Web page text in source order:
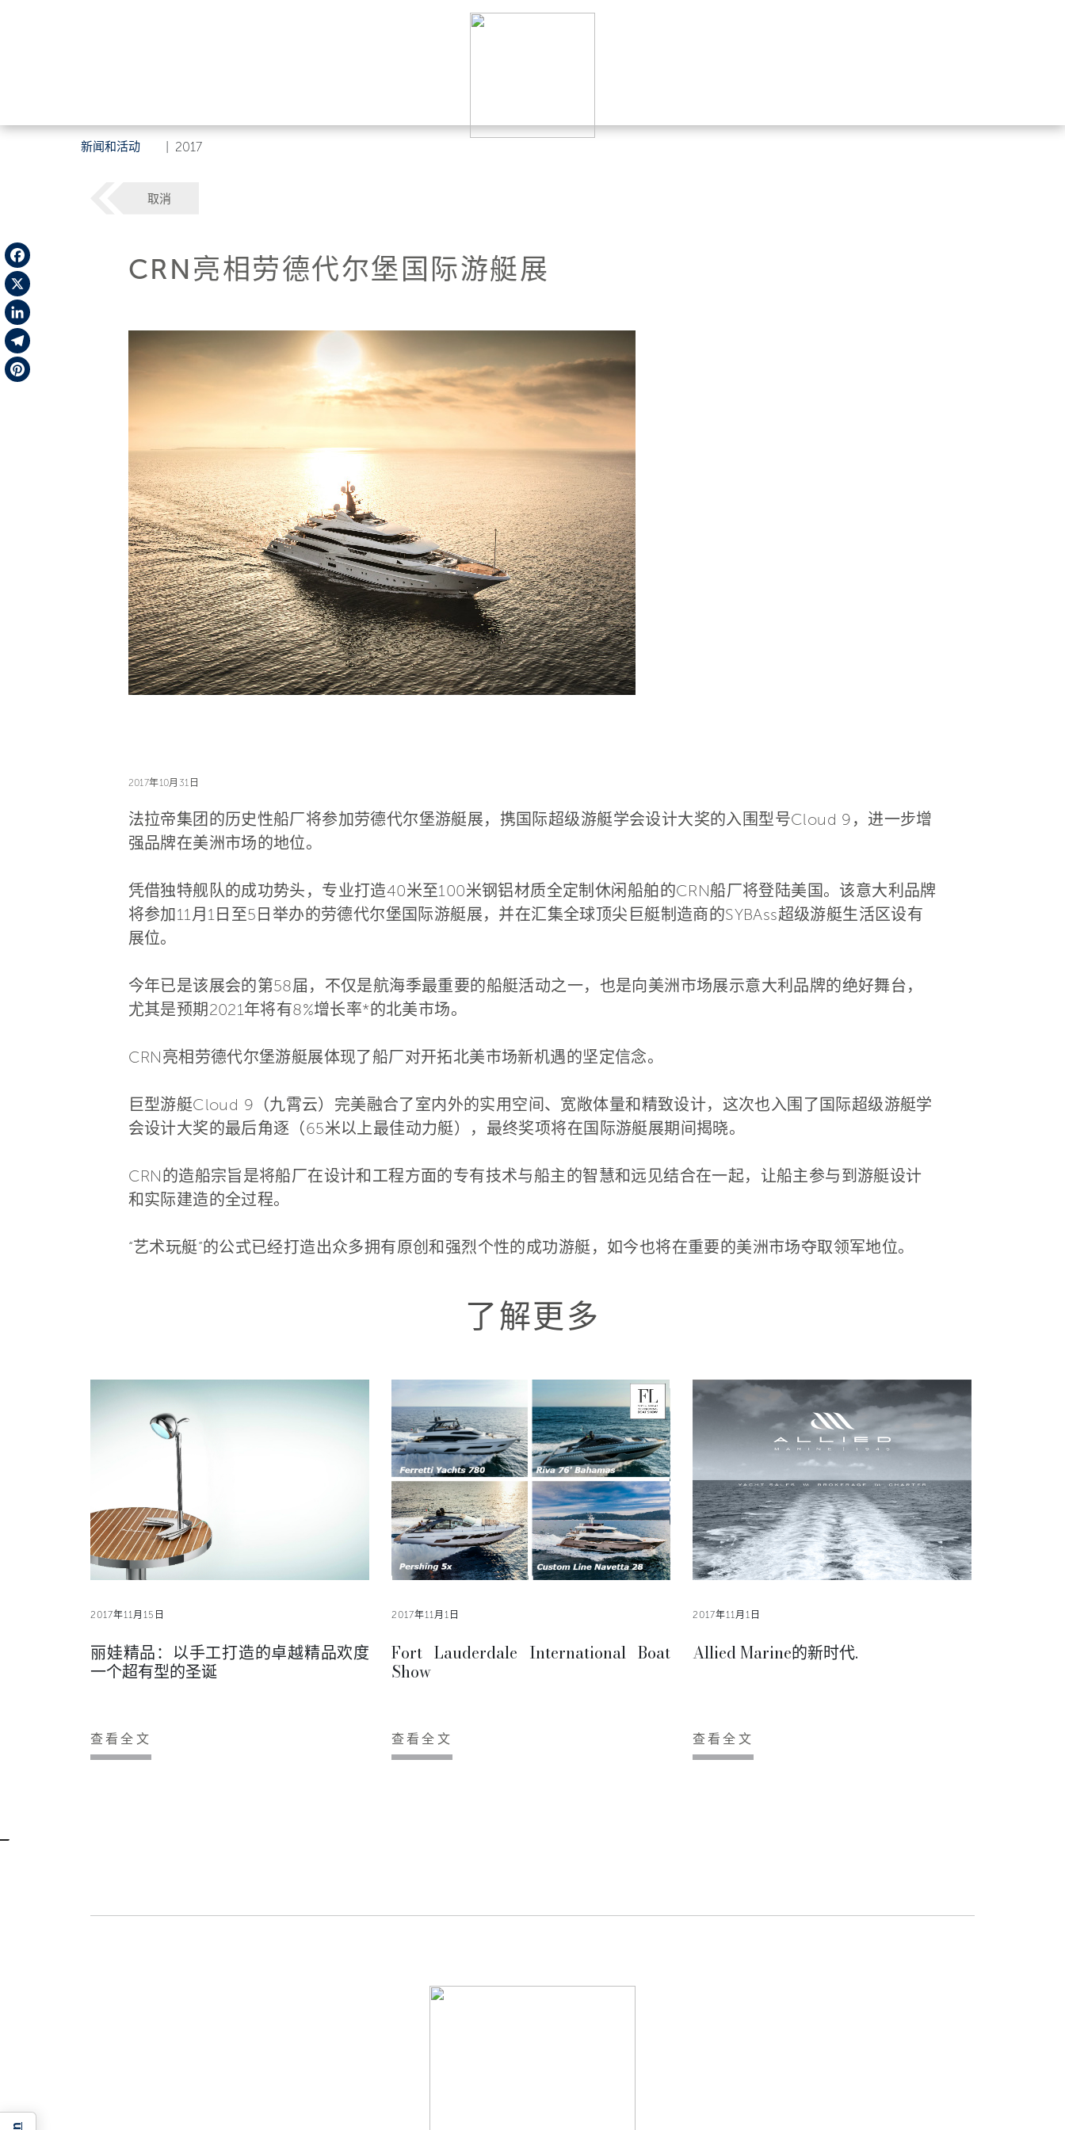
新闻和活动 2017
Facebook
X
LinkedIn
Telegram
取消
CRN亮相劳德代尔堡国际游艇展
2017年10月31日
法拉帝集团的历史性船厂将参加劳德代尔堡游艇展，携国际超级游艇学会设计大奖的入围型号Cloud 9，进一步增
强品牌在美洲市场的地位。
凭借独特舰队的成功势头，专业打造40米至100米钢铝材质全定制休闲船舶的CRN船厂将登陆美国。该意大利品牌
将参加11月1日至5日举办的劳德代尔堡国际游艇展，并在汇集全球顶尖巨艇制造商的SYBAss超级游艇生活区设有
展位。
今年已是该展会的第58届，不仅是航海季最重要的船艇活动之一，也是向美洲市场展示意大利品牌的绝好舞台，
尤其是预期2021年将有8%增长率*的北美市场。
CRN亮相劳德代尔堡游艇展体现了船厂对开拓北美市场新机遇的坚定信念。
巨型游艇Cloud 9（九霄云）完美融合了室内外的实用空间、宽敞体量和精致设计，这次也入围了国际超级游艇学
会设计大奖的最后角逐（65米以上最佳动力艇），最终奖项将在国际游艇展期间揭晓。
CRN的造船宗旨是将船厂在设计和工程方面的专有技术与船主的智慧和远见结合在一起，让船主参与到游艇设计
和实际建造的全过程。
“艺术玩艇”的公式已经打造出众多拥有原创和强烈个性的成功游艇，如今也将在重要的美洲市场夺取领军地位。
了解更多
2017年11月15日
丽娃精品：以手工打造的卓越精品欢度
一个超有型的圣诞
查看全文
2017年11月1日
Fort Lauderdale International Boat
Show
查看全文
2017年11月1日
Allied Marine的新时代.
查看全文